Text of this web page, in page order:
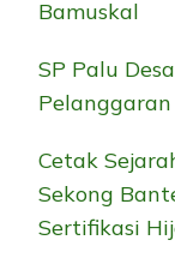
Bamuskal
SP Palu
Cetak
Sekong
Sertifikasi